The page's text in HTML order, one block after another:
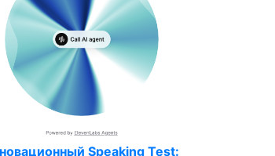
Speaking Test: